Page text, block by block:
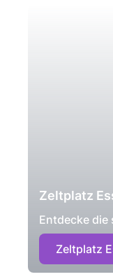
Zeltplatz
Entdecke die
Zeltplatz